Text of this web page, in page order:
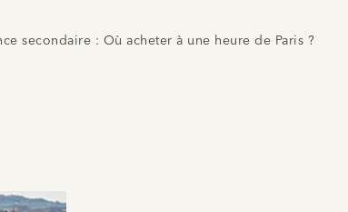
secondaire : Où acheter à une heure de Paris ?